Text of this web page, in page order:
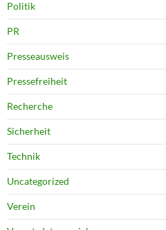
Politik
PR
Presseausweis
Pressefreiheit
Recherche
Sicherheit
Technik
Uncategorized
Verein